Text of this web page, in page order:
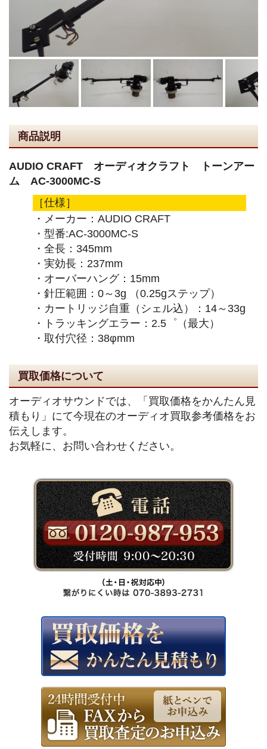
商品説明
AUDIO CRAFT オーディオクラフト トーンアー
ム AC-3000MC-S
［仕様］
・メーカー：AUDIO CRAFT
・型番:AC-3000MC-S
・全長：345mm
・実効長：237mm
・オーバーハング：15mm
・針圧範囲：0～3g （0.25gステップ）
・カートリッジ自重（シェル込）：14～33g
・トラッキングエラー：2.5゜（最大）
・取付穴径：38φmm
買取価格について
オーディオサウンドでは、「買取価格をかんたん見
積もり」にて今現在のオーディオ買取参考価格をお
伝えします。
お気軽に、お問い合わせください。